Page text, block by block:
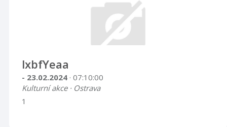
lxbfYeaa
- 23.02.2024 · 07:10:00
Kulturní akce · Ostrava
1